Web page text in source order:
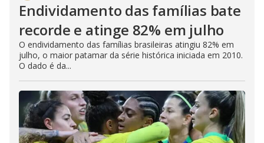
Endividamento das famílias bate
recorde e atinge 82% em julho
O endividamento das famílias brasileiras atingiu 82% em
julho, o maior patamar da série histórica iniciada em 2010.
O dado é da...